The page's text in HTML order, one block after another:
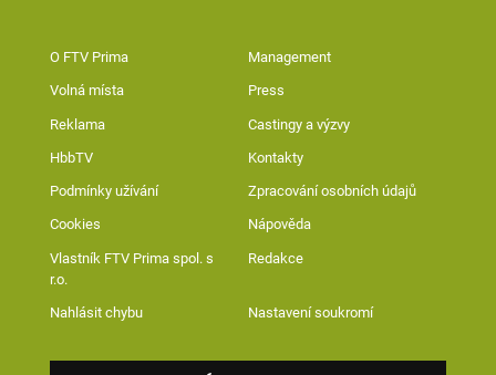
O FTV Prima Management
Volná místa Press
Reklama Castingy a výzvy
HbbTV Kontakty
Podmínky užívání Zpracování osobních údajů
Cookies Nápověda
Vlastník FTV Prima spol. s
r.o.
Redakce
Nahlásit chybu Nastavení soukromí